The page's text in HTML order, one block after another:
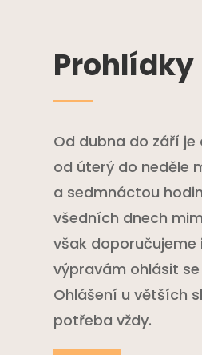
Prohlídky
Od dubna do září je
od úterý do neděle
a sedmnáctou
všedních dnech
však doporučujeme
výpravám ohlásit
Ohlášení u větších
potřeba vždy.